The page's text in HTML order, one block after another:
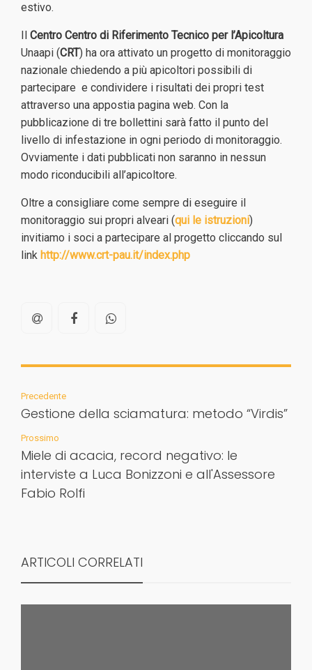
estivo.
Centro Centro di Riferimento Tecnico per l’Apicoltura
Unaapi (CRT) ha ora attivato un progetto di monitoraggio
nazionale chiedendo a più apicoltori possibili di
partecipare e condividere i risultati dei propri test
attraverso una appostia pagina web. Con la
pubblicazione di tre bollettini sarà fatto il punto del
livello di infestazione in ogni periodo di monitoraggio.
Ovviamente i dati pubblicati non saranno in nessun
modo riconducibili all’apicoltore.
Oltre a consigliare come sempre di eseguire il
monitoraggio sui propri alveari (qui le istruzioni)
invitiamo i soci a partecipare al progetto cliccando sul
link http://www.crt-pau.it/index.php
Precedente
Gestione della sciamatura: metodo “Virdis”
Prossimo
Miele di acacia, record negativo: le
interviste a Luca Bonizzoni e all'Assessore
Fabio Rolfi
ARTICOLI CORRELATI